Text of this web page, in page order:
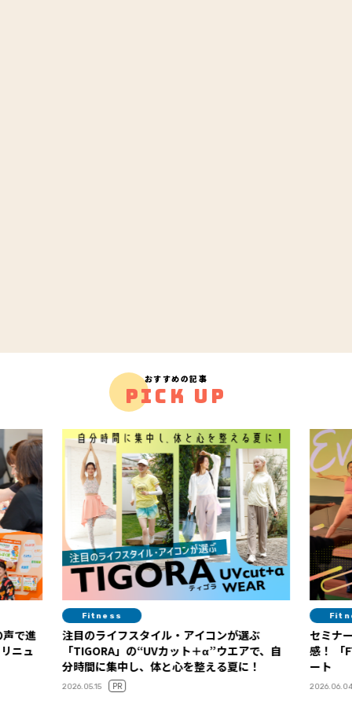
おすすめの記事
PICK UP
Fitness
注目のライフスタイル・アイコンが選ぶ
「TIGORA」の“UVカット＋α”ウエアで、自
分時間に集中し、体と心を整える夏に！
PR
Fitness
セミナーやブー
感！ 「FYTTEウェルネスデイ」イベントレポ